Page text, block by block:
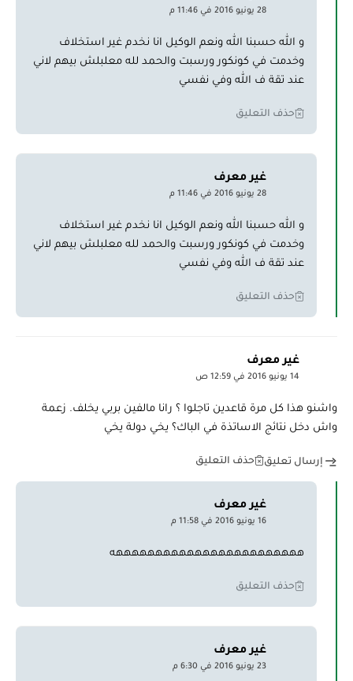
28 يونيو 2016 في 11:46 م
و الله حسبنا الله ونعم الوكيل انا نخدم غير استخلاف
وخدمت في كونكور ورسبت والحمد لله معلبلش بيهم لاني
عند تقة ف الله وفي نفسي
حذف التعليق
غير معرف
28 يونيو 2016 في 11:46 م
و الله حسبنا الله ونعم الوكيل انا نخدم غير استخلاف
وخدمت في كونكور ورسبت والحمد لله معلبلش بيهم لاني
عند تقة ف الله وفي نفسي
حذف التعليق
غير معرف
14 يونيو 2016 في 12:59 ص
واشنو هذا كل مرة قاعدين تاجلوا ؟ رانا مالفين بربي يخلف. زعمة
واش دخل نتائج الاساتذة في الباك؟ يخي دولة يخي
إرسال تعليق حذف التعليق
غير معرف
16 يونيو 2016 في 11:58 م
ههههههههههههههههههههههههه
حذف التعليق
غير معرف
23 يونيو 2016 في 6:30 م